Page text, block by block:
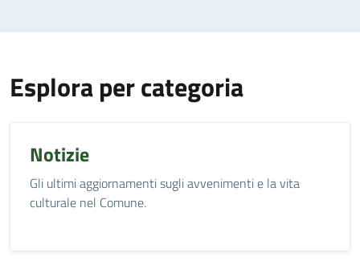
Esplora per categoria
Notizie
Gli ultimi aggiornamenti sugli avvenimenti e la vita
culturale nel Comune.